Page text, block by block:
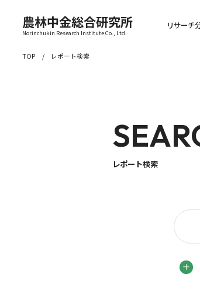
農林中金総合研究所
Norinchukin Research Institute Co., Ltd.
リサーチ
TOP レポート検索
レポート検索